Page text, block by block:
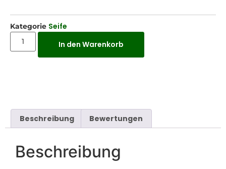
Kategorie Seife
In den Warenkorb
Beschreibung Bewertungen
Beschreibung